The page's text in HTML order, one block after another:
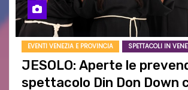
EVENTI VENEZIA E PROVINCIA SPETTACOLI IN
JESOLO: Aperte le
spettacolo Din Don Down